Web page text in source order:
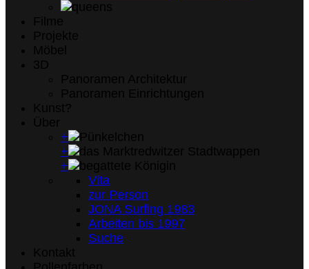
+
+
+
Vita
zur Person
JONA Surfing 1983
Arbeiten bis 1997
Suche